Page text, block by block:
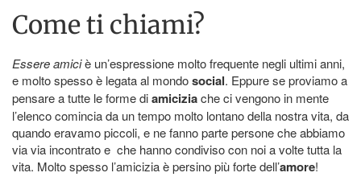
Come ti chiami?
Essere amiciè un’espressione molto frequente negli ultimi anni,
e molto spesso è legata al mondosocial. Eppure se proviamo a
pensare a tutte le forme diamiciziache ci vengono in mente
l’elenco comincia da un tempo molto lontano della nostra vita, da
quando eravamo piccoli, e ne fanno parte persone che abbiamo
via via incontrato e che hanno condiviso con noi a volte tutta la
vita. Molto spesso l’amicizia è persino più forte dell’amore!